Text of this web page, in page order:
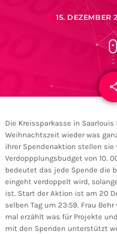
today 15. DEZEMBER
Die Kreissparkasse in
Weihnachtszeit wieder was
ihrer Spendenaktion stellen sie
Verdoppplungsbudget von 10.
bedeutet das jede Spende die
eingeht verdoppelt wird,
ist. Start der Aktion ist am 20
selben Tag um 23:59. Frau
mal erzählt was für Projekte
mit den Spenden unterstützt